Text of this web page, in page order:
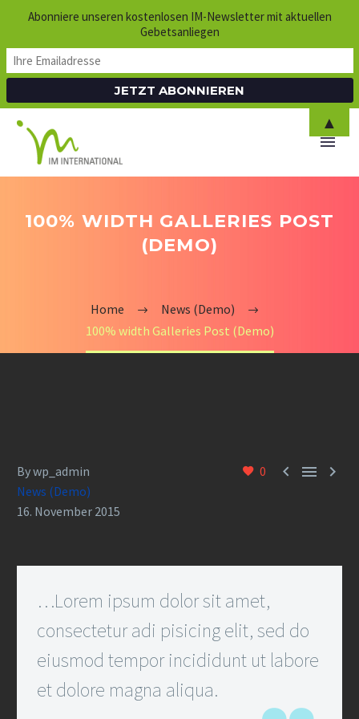
100% WIDTH GALLERIES POST
(DEMO)
Home
News (Demo)
100% width Galleries Post (Demo)
0   
By wp_admin
News (Demo)
16. November 2015
…Lorem ipsum dolor sit amet,
consectetur adi pisicing elit, sed do
eiusmod tempor incididunt ut labore
et dolore magna aliqua.
Abonniere unseren kostenlosen IM-Newsletter mit aktuellen
Gebetsanliegen
▲